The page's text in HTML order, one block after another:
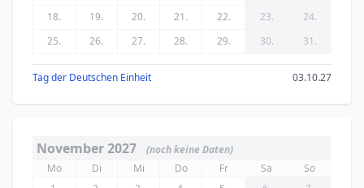
18.
19. 20. 21. 22. 23.
24.
25.
26. 27. 28. 29. 30. 31.
Tag der Deutschen Einheit 03.10.27
November 2027
(noch keine Daten)
Mo
Di Mi Do Fr Sa
So